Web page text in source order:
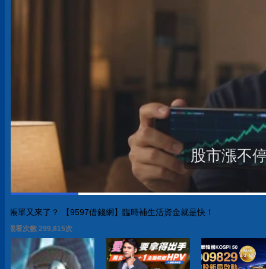
帳單又來了？ 【9597借錢網】臨時補生活資金就是快！
觀看次數 299,815次